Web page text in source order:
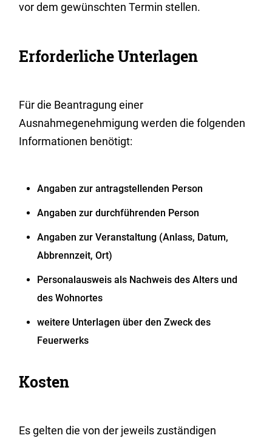
vor dem gewünschten Termin stellen.
Erforderliche Unterlagen
Für die Beantragung einer
Ausnahmegenehmigung werden die folgenden
Informationen benötigt:
Angaben zur antragstellenden Person
Angaben zur durchführenden Person
Angaben zur Veranstaltung (Anlass, Datum,
Abbrennzeit, Ort)
Personalausweis als Nachweis des Alters und
des Wohnortes
weitere Unterlagen über den Zweck des
Feuerwerks
Kosten
Es gelten die von der jeweils zuständigen